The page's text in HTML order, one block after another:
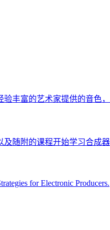
丰富的艺术家提供的音色，
随附的课程开始学习合成器
for Electronic Producers.